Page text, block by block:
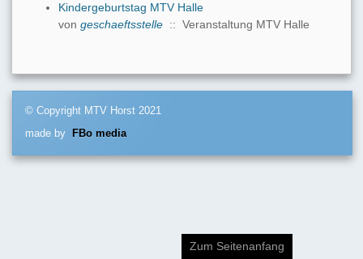
Kindergeburtstag MTV Halle
von geschaeftsstelle :: Veranstaltung MTV Halle
© Copyright MTV Horst 2021
made by
FBo media
Zum Seitenanfang